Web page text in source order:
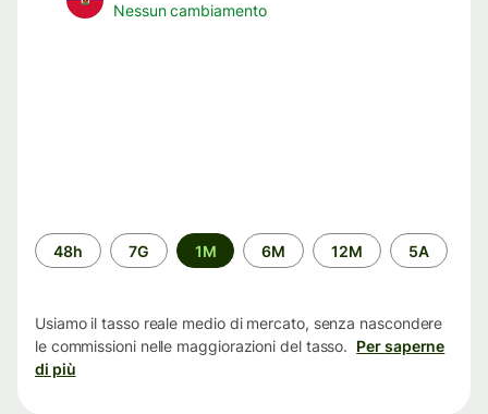
Nessun cambiamento
Periodo
di
48h 7G 1M 6M 12M 5A
Usiamo il tasso reale medio di mercato, senza nascondere
le commissioni nelle maggiorazioni del tasso. Per saperne
di più